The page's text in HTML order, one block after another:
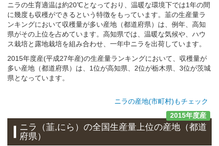
ニラの生育適温は約20℃となっており、温暖な環境下では1年の間
に幾度も収穫ができるという特徴をもっています。韮の生産量ラ
ンキングにおいて収穫量が多い産地（都道府県）は、例年、高知
県がその上位を占めています。高知県では、温暖な気候や、ハウ
ス栽培と露地栽培を組み合わせ、一年中ニラを出荷しています。
2015年度産(平成27年産)の生産量ランキングにおいて、収穫量が
多い産地（都道府県）は、1位が高知県、2位が栃木県、3位が茨城
県となっています。
ニラの産地(市町村)もチェック
2015年度産
ニラ（韮,にら）の全国生産量上位の産地 （都道
府県）